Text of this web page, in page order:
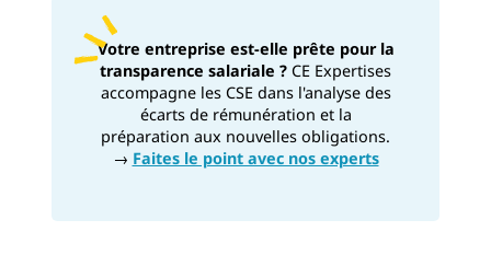
Votre entreprise est-elle prête pour la
transparence salariale ? CE Expertises
accompagne les CSE dans l'analyse des
écarts de rémunération et la
préparation aux nouvelles obligations.
→ Faites le point avec nos experts